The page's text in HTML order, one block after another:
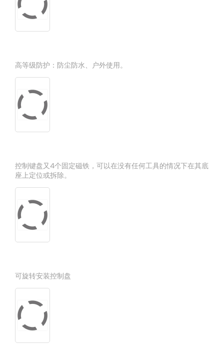
高等级防护：防尘防水、户外使用。
控制键盘又4个固定磁铁，可以在没有任何工具的情况下在其底
座上定位或拆除。
可旋转安装控制盘